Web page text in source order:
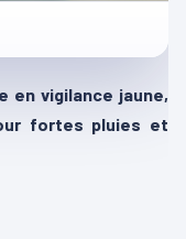
en vigilance jaune,
fortes pluies et